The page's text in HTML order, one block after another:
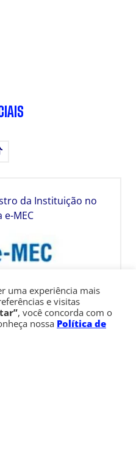
da Instituição no
e-MEC
uma experiência mais
e visitas
, você concorda com o
nossa Política de